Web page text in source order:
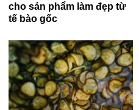
cho sản phẩm làm đẹp từ
tế bào gốc